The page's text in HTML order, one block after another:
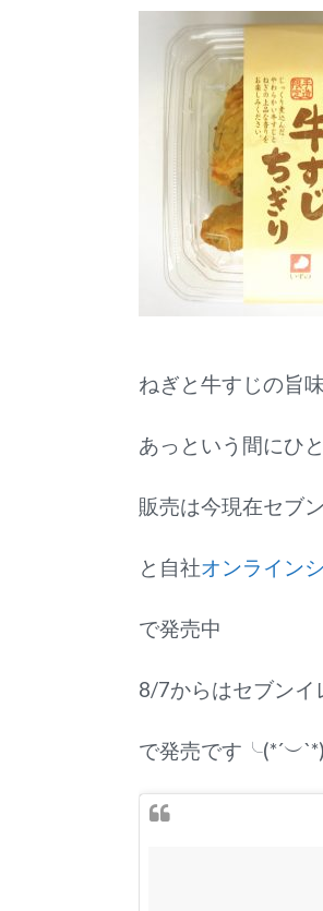
ねぎと牛すじの旨
あっという間にひ
販売は今現在セブ
と自社オンライン
で発売中
8/7からはセブンイ
で発売です